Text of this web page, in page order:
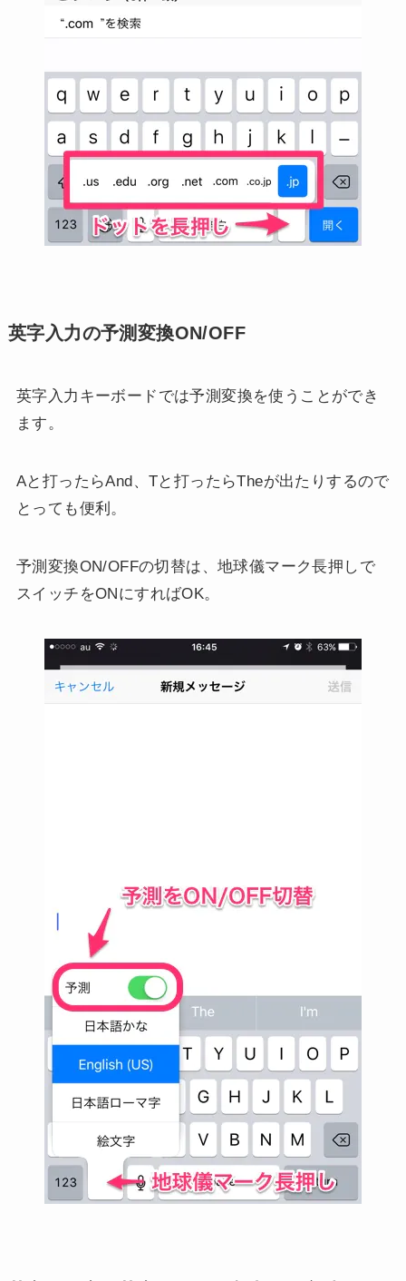
英字入力の予測変換ON/OFF
英字入力キーボードでは予測変換を使うことができ
ます。
Aと打ったらAnd、Tと打ったらTheが出たりするので
とっても便利。
予測変換ON/OFFの切替は、地球儀マーク長押しで
スイッチをONにすればOK。